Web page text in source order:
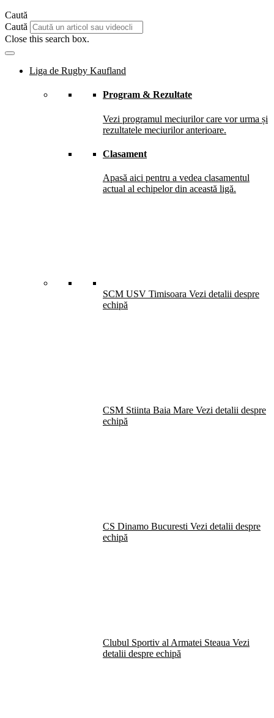
Caută
Caută
Close this search box.
Liga de Rugby Kaufland
Program & Rezultate
Vezi programul meciurilor care vor urma și
rezultatele meciurilor anterioare.
Clasament
Apasă aici pentru a vedea clasamentul
actual al echipelor din această ligă.
SCM USV Timisoara Vezi detalii despre
echipă
CSM Stiinta Baia Mare Vezi detalii despre
echipă
CS Dinamo Bucuresti Vezi detalii despre
echipă
Clubul Sportiv al Armatei Steaua Vezi
detalii despre echipă